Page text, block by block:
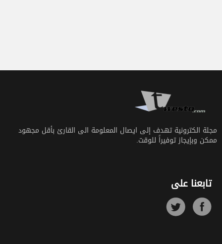
مجلة الكترونية تهدف إلى ايصال المعلومة الى القارئ بأقل مجهود
ممكن وبإيجاز توفيراً للوقت.
تابعنا على